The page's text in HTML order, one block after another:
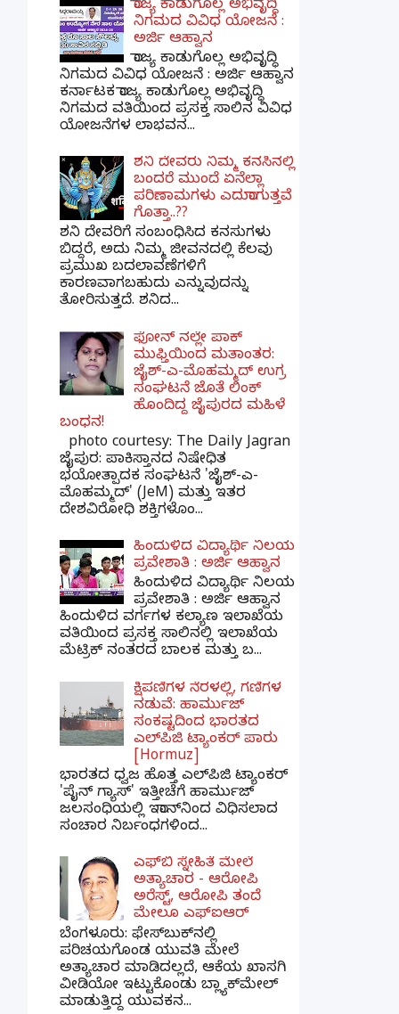
ರಾಜ್ಯ ಕಾಡುಗೊಲ್ಲ ಅಭಿವೃದ್ಧಿ
ನಿಗಮದ ವಿವಿಧ ಯೋಜನೆ :
ಅರ್ಜಿ ಆಹ್ವಾನ
ರಾಜ್ಯ ಕಾಡುಗೊಲ್ಲ ಅಭಿವೃದ್ಧಿ
ನಿಗಮದ ವಿವಿಧ ಯೋಜನೆ : ಅರ್ಜಿ ಆಹ್ವಾನ
ಕರ್ನಾಟಕ ರಾಜ್ಯ ಕಾಡುಗೊಲ್ಲ ಅಭಿವೃದ್ಧಿ
ನಿಗಮದ ವತಿಯಿಂದ ಪ್ರಸಕ್ತ ಸಾಲಿನ ವಿವಿಧ
ಯೋಜನೆಗಳ ಲಾಭವನ...
ಶನಿ ದೇವರು ನಿಮ್ಮ ಕನಸಿನಲ್ಲಿ
ಬಂದರೆ ಮುಂದೆ ಏನೆಲ್ಲಾ
ಪರಿಣಾಮಗಳು ಎದುರಾಗುತ್ತವೆ
ಗೊತ್ತಾ..??
ಶನಿ ದೇವರಿಗೆ ಸಂಬಂಧಿಸಿದ ಕನಸುಗಳು
ಬಿದ್ದರೆ, ಅದು ನಿಮ್ಮ ಜೀವನದಲ್ಲಿ ಕೆಲವು
ಪ್ರಮುಖ ಬದಲಾವಣೆಗಳಿಗೆ
ಕಾರಣವಾಗಬಹುದು ಎನ್ನುವುದನ್ನು
ತೋರಿಸುತ್ತದೆ. ಶನಿದ...
ಫೋನ್ ನಲ್ಲೇ ಪಾಕ್
ಮುಫ್ತಿಯಿಂದ ಮತಾಂತರ:
ಜೈಶ್-ಎ-ಮೊಹಮ್ಮದ್ ಉಗ್ರ
ಸಂಘಟನೆ ಜೊತೆ ಲಿಂಕ್
ಹೊಂದಿದ್ದ ಜೈಪುರದ ಮಹಿಳೆ
ಬಂಧನ!
photo courtesy: The Daily Jagran
ಜೈಪುರ: ಪಾಕಿಸ್ತಾನದ ನಿಷೇಧಿತ
ಭಯೋತ್ಪಾದಕ ಸಂಘಟನೆ 'ಜೈಶ್-ಎ-
ಮೊಹಮ್ಮದ್' (JeM) ಮತ್ತು ಇತರ
ದೇಶವಿರೋಧಿ ಶಕ್ತಿಗಳೊಂ...
ಹಿಂದುಳಿದ ವಿದ್ಯಾರ್ಥಿ ನಿಲಯ
ಪ್ರವೇಶಾತಿ : ಅರ್ಜಿ ಆಹ್ವಾನ
ಹಿಂದುಳಿದ ವಿದ್ಯಾರ್ಥಿ ನಿಲಯ
ಪ್ರವೇಶಾತಿ : ಅರ್ಜಿ ಆಹ್ವಾನ
ಹಿಂದುಳಿದ ವರ್ಗಗಳ ಕಲ್ಯಾಣ ಇಲಾಖೆಯ
ವತಿಯಿಂದ ಪ್ರಸಕ್ತ ಸಾಲಿನಲ್ಲಿ ಇಲಾಖೆಯ
ಮೆಟ್ರಿಕ್ ನಂತರದ ಬಾಲಕ ಮತ್ತು ಬ...
ಕ್ಷಿಪಣಿಗಳ ನೆರಳಲ್ಲಿ, ಗಣಿಗಳ
ನಡುವೆ: ಹಾರ್ಮುಜ್
ಸಂಕಷ್ಟದಿಂದ ಭಾರತದ
ಎಲ್‌ಪಿಜಿ ಟ್ಯಾಂಕರ್ ಪಾರು
[Hormuz]
ಭಾರತದ ಧ್ವಜ ಹೊತ್ತ ಎಲ್‌ಪಿಜಿ ಟ್ಯಾಂಕರ್
'ಪೈನ್ ಗ್ಯಾಸ್' ಇತ್ತೀಚೆಗೆ ಹಾರ್ಮುಜ್
ಜಲಸಂಧಿಯಲ್ಲಿ ಇರಾನ್‌ನಿಂದ ವಿಧಿಸಲಾದ
ಸಂಚಾರ ನಿರ್ಬಂಧಗಳಿಂದ...
ಎಫ್‌ಬಿ ಸ್ನೇಹಿತೆ ಮೇಲೆ
ಅತ್ಯಾಚಾರ - ಆರೋಪಿ
ಅರೆಸ್ಟ್, ಆರೋಪಿ ತಂದೆ
ಮೇಲೂ ಎಫ್ಐಆರ್
ಬೆಂಗಳೂರು: ಫೇಸ್‌ಬುಕ್‌ನಲ್ಲಿ
ಪರಿಚಯಗೊಂಡ ಯುವತಿ ಮೇಲೆ
ಅತ್ಯಾಚಾರ ಮಾಡಿದಲ್ಲದೆ, ಆಕೆಯ ಖಾಸಗಿ
ವೀಡಿಯೋ ಇಟ್ಟುಕೊಂಡು ಬ್ಲ್ಯಾಕ್‌ಮೇಲ್
ಮಾಡುತ್ತಿದ್ದ ಯುವಕನ...